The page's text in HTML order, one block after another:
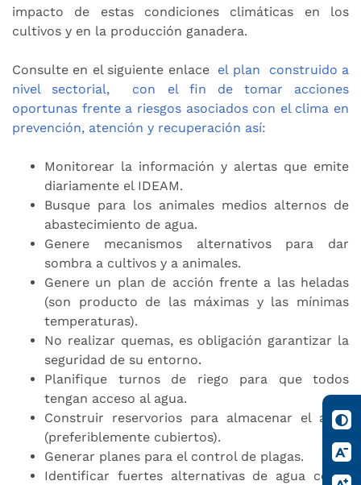
impacto de estas condiciones climáticas en los
cultivos y en la producción ganadera.
Consulte en el siguiente enlace el plan construido a
nivel sectorial, con el fin de tomar acciones
oportunas frente a riesgos asociados con el clima en
prevención, atención y recuperación así:
Monitorear la información y alertas que emite
diariamente el IDEAM.
Busque para los animales medios alternos de
abastecimiento de agua.
Genere mecanismos alternativos para dar
sombra a cultivos y a animales.
Genere un plan de acción frente a las heladas
(son producto de las máximas y las mínimas
temperaturas).
No realizar quemas, es obligación garantizar la
seguridad de su entorno.
Planifique turnos de riego para que todos
tengan acceso al agua.
Construir reservorios para almacenar el agua
(preferiblemente cubiertos).
Generar planes para el control de plagas.
Identificar fuertes alternativas de agua como